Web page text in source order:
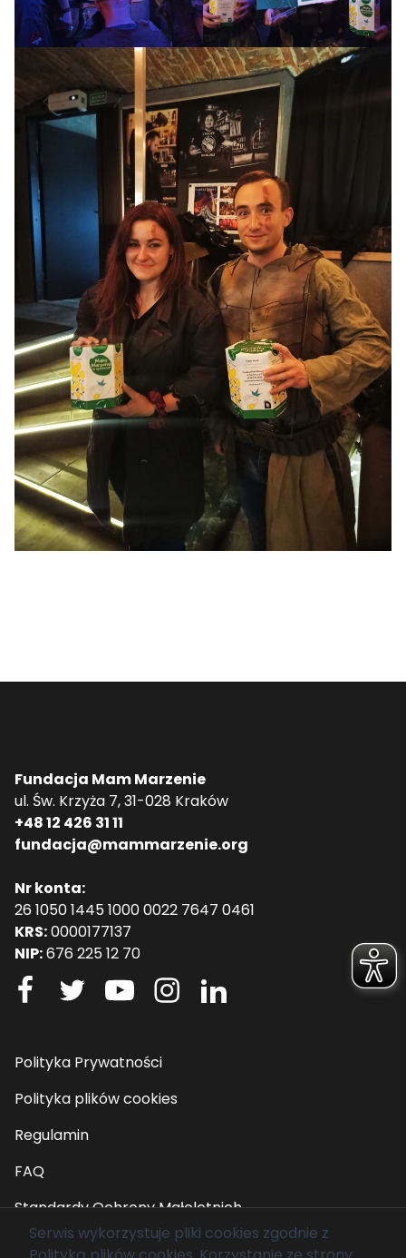
Fundacja Mam Marzenie
ul. Św. Krzyża 7, 31-028 Kraków
+48 12 426 31 11
fundacja@mammarzenie.org
Nr konta:
26 1050 1445 1000 0022 7647 0461
KRS:0000177137
NIP:676 225 12 70
Polityka Prywatności
Polityka plików cookies
Regulamin
FAQ
Standardy Ochrony Małoletnich
Serwis wykorzystuje pliki cookies zgodnie z